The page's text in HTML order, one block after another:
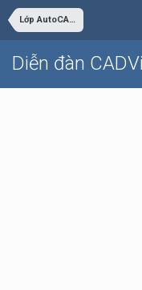
Lớp AutoCAD Cơ bản trực tuyến
Diễn đàn